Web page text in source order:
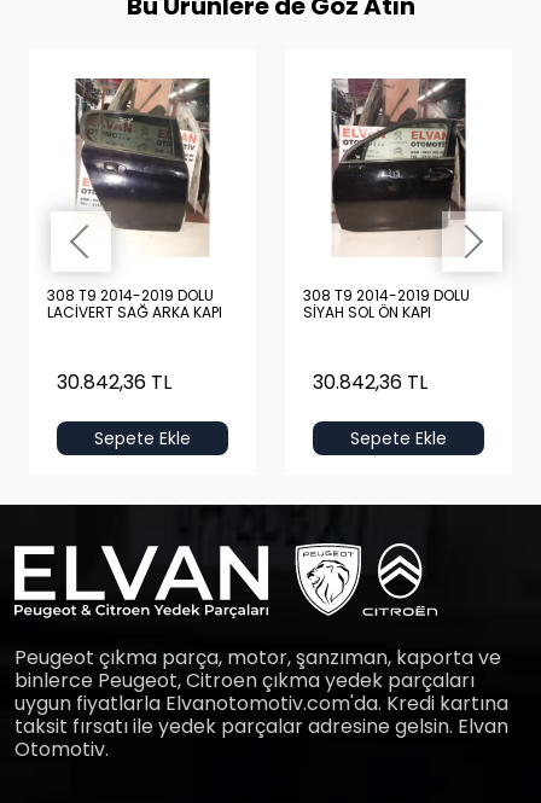
308 T9 2014-2019 DOLU
LACİVERT SAĞ ARKA KAPI
30.842,36 TL
Sepete Ekle
308 T9 2014-2019 DOLU
SİYAH SOL ÖN KAPI
30.842,36 TL
Sepete Ekle
Peugeot çıkma parça, motor, şanzıman, kaporta ve
binlerce Peugeot, Citroen çıkma yedek parçaları
uygun fiyatlarla Elvanotomotiv.com'da. Kredi kartına
taksit fırsatı ile yedek parçalar adresine gelsin. Elvan
Otomotiv.